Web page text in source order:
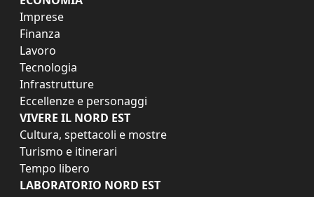
Imprese
Finanza
Lavoro
Tecnologia
Infrastrutture
Eccellenze e personaggi
VIVERE IL NORD EST
Cultura, spettacoli e mostre
Turismo e itinerari
Tempo libero
LABORATORIO NORD EST